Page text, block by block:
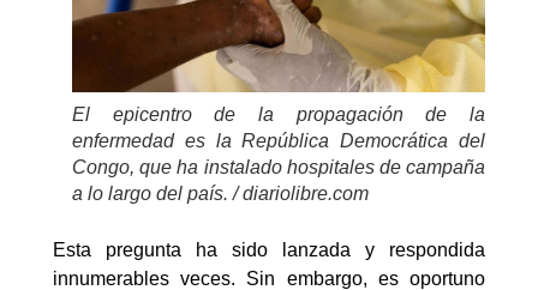
El epicentro de la propagación de la
enfermedad es la República Democrática del
Congo, que ha instalado hospitales de campaña
a lo largo del país. / diariolibre.com
Esta pregunta ha sido lanzada y respondida
innumerables veces. Sin embargo, es oportuno